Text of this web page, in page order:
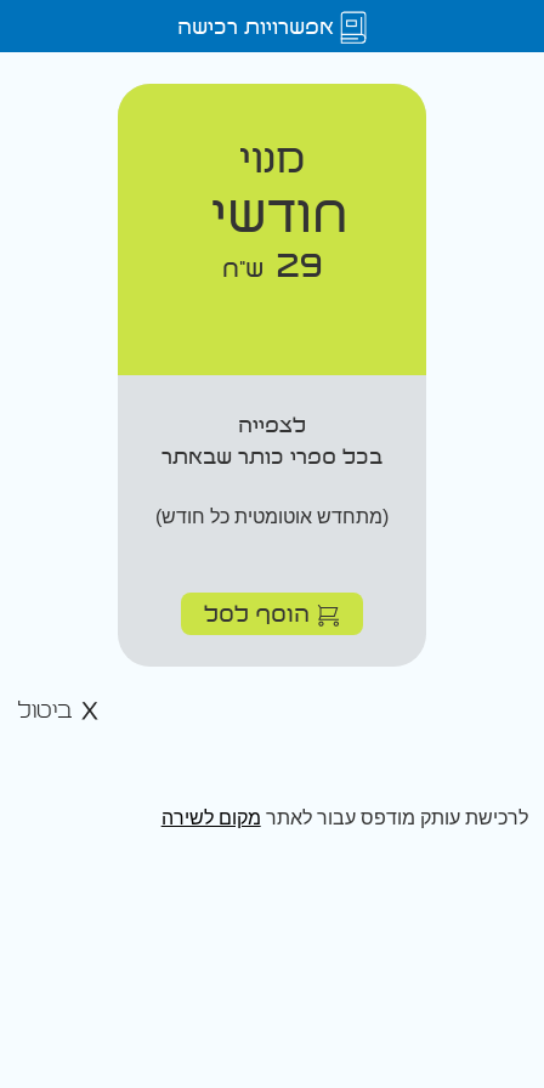
אפשרויות רכישה
מנוי
חודשי
29 ש"ח
לצפייה
בכל ספרי כותר שבאתר
(מתחדש אוטומטית כל חודש)
הוסף לסל
ביטול
לרכישת עותק מודפס עבור לאתר מקום לשירה